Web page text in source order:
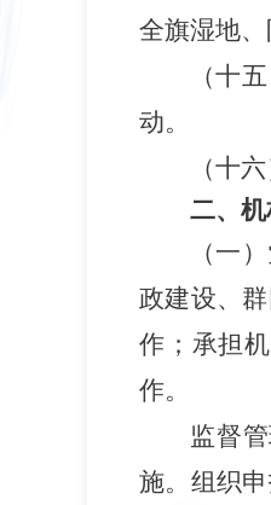
全旗湿地
（十
动。
（十
二、
（一
政建设、
作；承担
作。
监督
施。组织